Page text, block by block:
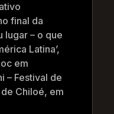
final da
lugar – o que
Latina’,
em
– Festival de
Chiloé, em